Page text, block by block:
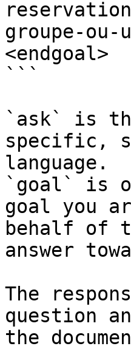
groupe-ou-
<endgoal>
```
`ask` is
specific,
language.
`goal` is
goal you
behalf of
answer
The
question
the